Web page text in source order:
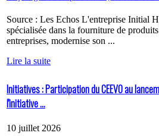
Source : Les Echos L'entreprise Initial
spécialisée dans la fourniture de
entreprises, modernise son ...
Lire la suite
Initiatives : Participation du CEEVO au
l'initiative ...
10 juillet 2026